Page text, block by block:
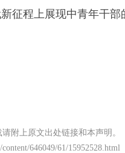
征程上展现中青年干部
附上原文出处链接和本声明。
646049/61/15952528.html